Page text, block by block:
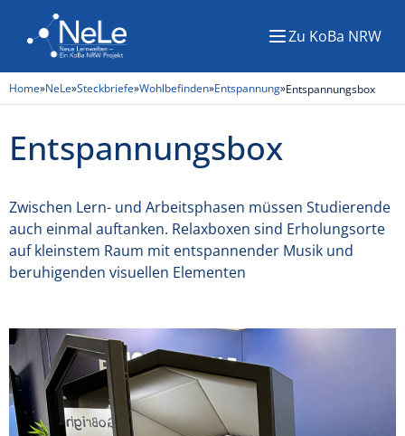
MenüZu KoBa NRW
Home»NeLe»Steckbriefe»Wohlbefinden»Entspannung»Entspannungsbox
Entspannungsbox
Zwischen Lern- und Arbeitsphasen müssen Studierende
auch einmal auftanken. Relaxboxen sind Erholungsorte
auf kleinstem Raum mit entspannender Musik und
beruhigenden visuellen Elementen